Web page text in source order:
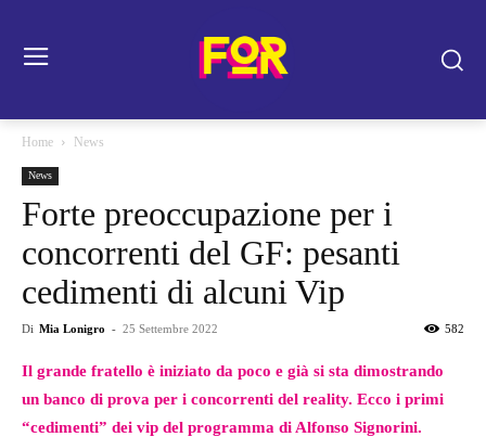
Home News
News
Forte preoccupazione per i
concorrenti del GF: pesanti
cedimenti di alcuni Vip
Di Mia Lonigro - 25 Settembre 2022 582
Il grande fratello è iniziato da poco e già si sta dimostrando
un banco di prova per i concorrenti del reality. Ecco i primi
“cedimenti” dei vip del programma di Alfonso Signorini.